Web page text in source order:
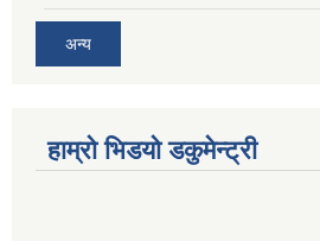
अन्य
हाम्रो भिडयो डकुमेन्ट्री